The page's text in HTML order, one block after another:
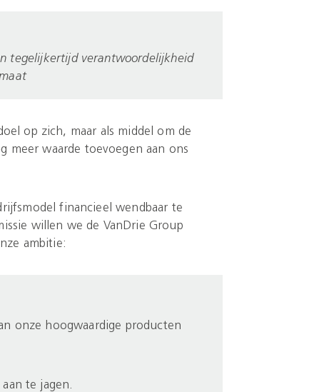
tegelijkertijd verantwoordelijkheid
op zich, maar als middel om de
meer waarde toevoegen aan ons
financieel wendbaar te
willen we de VanDrie Group
ambitie:
onze hoogwaardige producten
te jagen.